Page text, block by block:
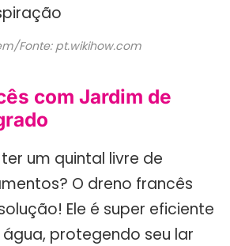
Fonte: pt.wikihow.com
com Jardim de
um quintal livre de
O dreno francês
Ele é super eficiente
protegendo seu lar